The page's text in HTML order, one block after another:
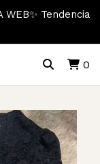
WEB✨ Tendencia
0